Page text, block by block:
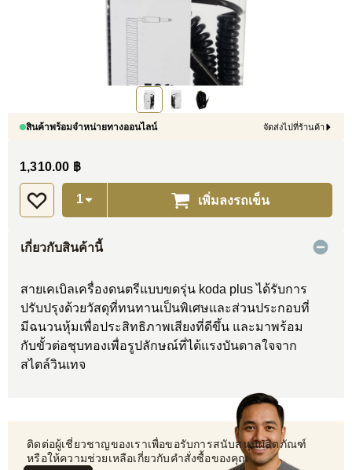
สินค้าพร้อมจำหน่ายทางออนไลน์ จัดส่งไปที่ร้านค้า
1,310.00 ฿
เพิ่มลงรถเข็น
เกี่ยวกับสินค้านี้
สายเคเบิลเครื่องดนตรีแบบขดรุ่น koda plus ได้รับการ
ปรับปรุงด้วยวัสดุที่ทนทานเป็นพิเศษและส่วนประกอบที่
มีฉนวนหุ้มเพื่อประสิทธิภาพเสียงที่ดีขึ้น และมาพร้อม
กับขั้วต่อชุบทองเพื่อรูปลักษณ์ที่ได้แรงบันดาลใจจาก
สไตล์วินเทจ
ติดต่อผู้เชี่ยวชาญของเราเพื่อขอรับการสนับสนุนผลิตภัณฑ์
หรือให้ความช่วยเหลือเกี่ยวกับคำสั่งซื้อของคุณ